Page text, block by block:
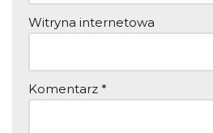
Witryna internetowa
Komentarz *